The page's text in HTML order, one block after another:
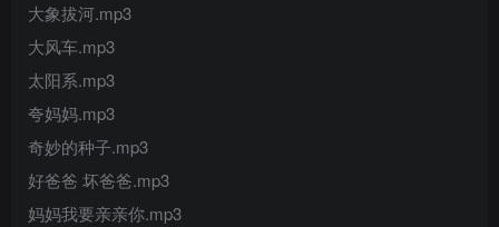
大象拔河.mp3
大风车.mp3
太阳系.mp3
夸妈妈.mp3
奇妙的种子.mp3
好爸爸 坏爸爸.mp3
妈妈我要亲亲你.mp3